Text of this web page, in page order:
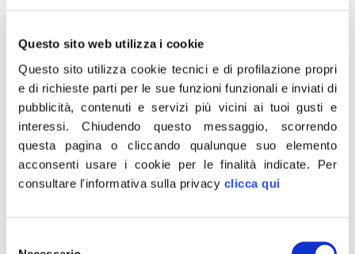
Questo sito web utilizza i cookie
Questo sito utilizza cookie tecnici e di profilazione propri
e di richieste parti per le sue funzioni funzionali e inviati di
pubblicità, contenuti e servizi più vicini ai tuoi gusti e
interessi.Chiudendo questo messaggio, scorrendo
questa pagina o cliccando qualunque suo elemento
acconsenti usare i cookie per le finalità indicate. Per
consultare l'informativa sulla privacy clicca qui
assurda con precari che attendono da 20 anni una procedura per
essere stabilizzati. Sono professionisti, sono famiglie che devono
veder riconosciuto il proprio diritto. Abbiamo presentato dall’inizio
di questa legislatura un emendamento che puntualmente è stato
bocciato da tutte le altre forze politiche. Fratelli d’Italia continuerà la
sua battaglia e riproporrà questo emendamento per la loro
stabilizzazione come ha già fatto nel decreto Scuola, nel decreto
Sostegni e nel decreto di assunzione della Pubblica
Amministrazione”.